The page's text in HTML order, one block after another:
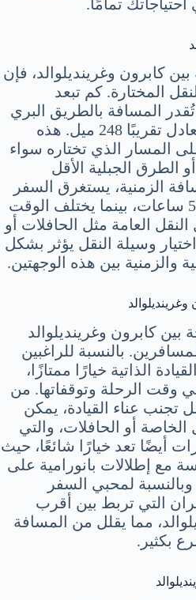
احتياجاتك تمامًا.
كابرون وغرينديلوالد، فإن
المختارة. كم تبعد
المسافة بالطريق البري
بحوالي 400 كيلومتر، ما يعادل تقريبًا 248 ميل. هذه
المسار الذي تختاره سواء
الطرق الجبلية الأقل
الزمنية، يستغرق السفر
بالسيارة ما يقارب 4 إلى 5 ساعات، بينما يختلف الوقت
العامة مثل الحافلات أو
وسيلة النقل يؤثر بشكل
والزمنية بين هذه الوجهتين.
بين كابرون وغرينديلوالد
بالنسبة للراغبين
الذاتية خيارًا ممتازًا،
وقت الرحلة وتوقفاتها. من
تجنب عناء القيادة، يمكن
أو الحافلات، والتي
أيضًا تعد خيارًا شائعًا، حيث
مع إطلالات بانورامية على
وبالنسبة لمحبي السفر
التي تربط بين أقرب
مما يقلل من المسافة
بكثير.